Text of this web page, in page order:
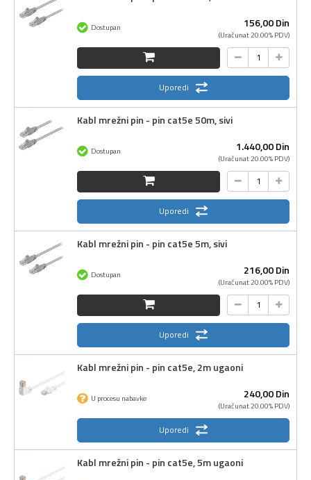
156,00Din
(Uračunat 20.00% PDV)
Dostupan
Uporedi
Kabl mrežni pin - pin cat5e 50m, sivi
1.440,00Din
(Uračunat 20.00% PDV)
Dostupan
Uporedi
Kabl mrežni pin - pin cat5e 5m, sivi
216,00Din
(Uračunat 20.00% PDV)
Dostupan
Uporedi
Kabl mrežni pin - pin cat5e, 2m ugaoni
240,00Din
(Uračunat 20.00% PDV)
U procesu nabavke
Uporedi
Kabl mrežni pin - pin cat5e, 5m ugaoni